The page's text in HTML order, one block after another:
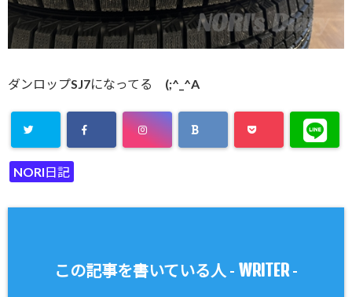
ダンロップSJ7になってる (;^_^A
NORI日記
この記事を書いている人 - WRITER-